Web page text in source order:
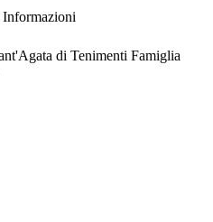
di Tenimenti Famiglia